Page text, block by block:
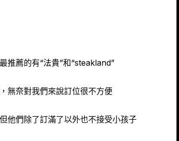
推薦的有“法貴”和“steakland”
無奈對我們來說訂位很不方便
他們除了訂滿了以外也不接受小孩子